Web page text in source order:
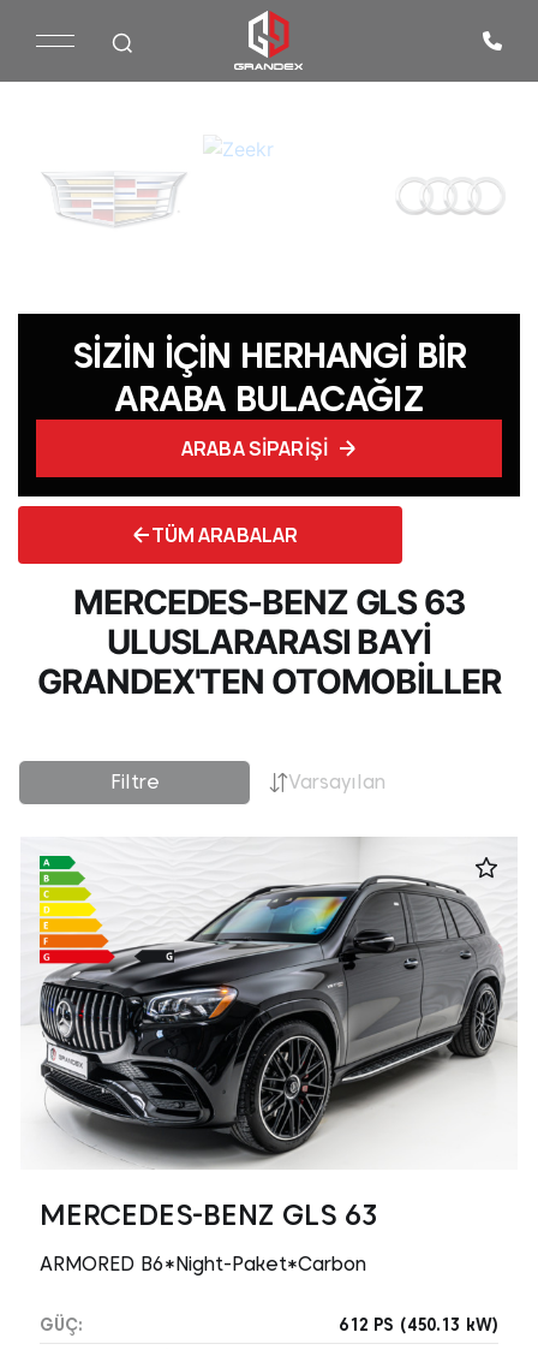
SIZIN IÇIN HERHANGI BIR
ARABA BULACAĞIZ
ARABA SIPARIŞI
TÜM ARABALAR
MERCEDES-BENZ GLS 63
ULUSLARARASI BAYI
GRANDEX'TEN OTOMOBILLER
Filtre Varsayılan
MERCEDES-BENZ GLS 63
ARMORED B6*Night-Paket*Carbon
GÜÇ:
612 PS (450.13 kW)